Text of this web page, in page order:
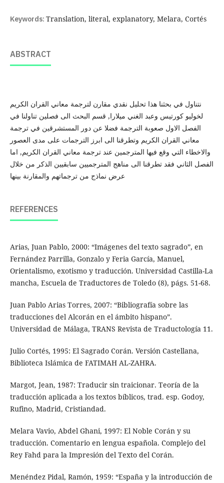
Keywords: Translation, literal, explanatory, Melara, Cortés
ABSTRACT
نتناول في بحثنا هذا تحليل نقدي مقارن لترجمة معاني القران الكريم
لخوليو كورتيس وعبد الغني ميلارا, قسم البحث الى فصلين تناولنا في
الفصل الاول صعوبة الترجمة فضلا عن دور المستشرقين في ترجمة
معاني القران الكريم وتطرقنا الى ابرز الترجمات على مدى العصور
والاخطاء التي وقع فيها المترجمين عند ترجمة معاني القران الكريم, اما
الفصل الثاني فقد تطرقنا الى مناهج المترجميين سابقيين الذكر من خلال
عرض نماذج من ترجماتهم والمقارنة بينها
REFERENCES
Arias, Juan Pablo, 2000: “Imágenes del texto sagrado”, en
Fernández Parrilla, Gonzalo y Feria García, Manuel,
Orientalismo, exotismo y traducción. Universidad Castilla-La
mancha, Escuela de Traductores de Toledo (8), págs. 51-68.
Juan Pablo Arias Torres, 2007: “Bibliografía sobre las
traducciones del Alcorán en el ámbito hispano”.
Universidad de Málaga, TRANS Revista de Traductología 11.
Julio Cortés, 1995: El Sagrado Corán. Versión Castellana,
Biblioteca Islámica de FATIMAH AL-ZAHRA.
Margot, Jean, 1987: Traducir sin traicionar. Teoría de la
traducción aplicada a los textos bíblicos, trad. esp. Godoy,
Rufino, Madrid, Cristiandad.
Melara Vavio, Abdel Ghani, 1997: El Noble Corán y su
traducción. Comentario en lengua española. Complejo del
Rey Fahd para la Impresión del Texto del Corán.
Menéndez Pidal, Ramón, 1959: “España y la introducción de